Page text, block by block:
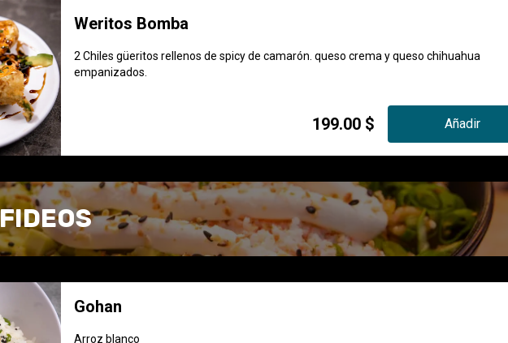
Weritos Bomba
2 Chiles güeritos rellenos de spicy de camarón. queso crema y queso chihuahua
empanizados.
199.00 $ Añadir
Gohan
Arroz blanco